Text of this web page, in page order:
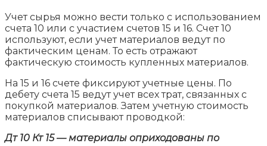
Учет сырья можно вести только с использованием
счета 10 или с участием счетов 15 и 16. Счет 10
используют, если учет материалов ведут по
фактическим ценам. То есть отражают
фактическую стоимость купленных материалов.
На 15 и 16 счете фиксируют учетные цены. По
дебету счета 15 ведут учет всех трат, связанных с
покупкой материалов. Затем учетную стоимость
материалов списывают проводкой:
Дт 10 Кт 15 — материалы оприходованы по